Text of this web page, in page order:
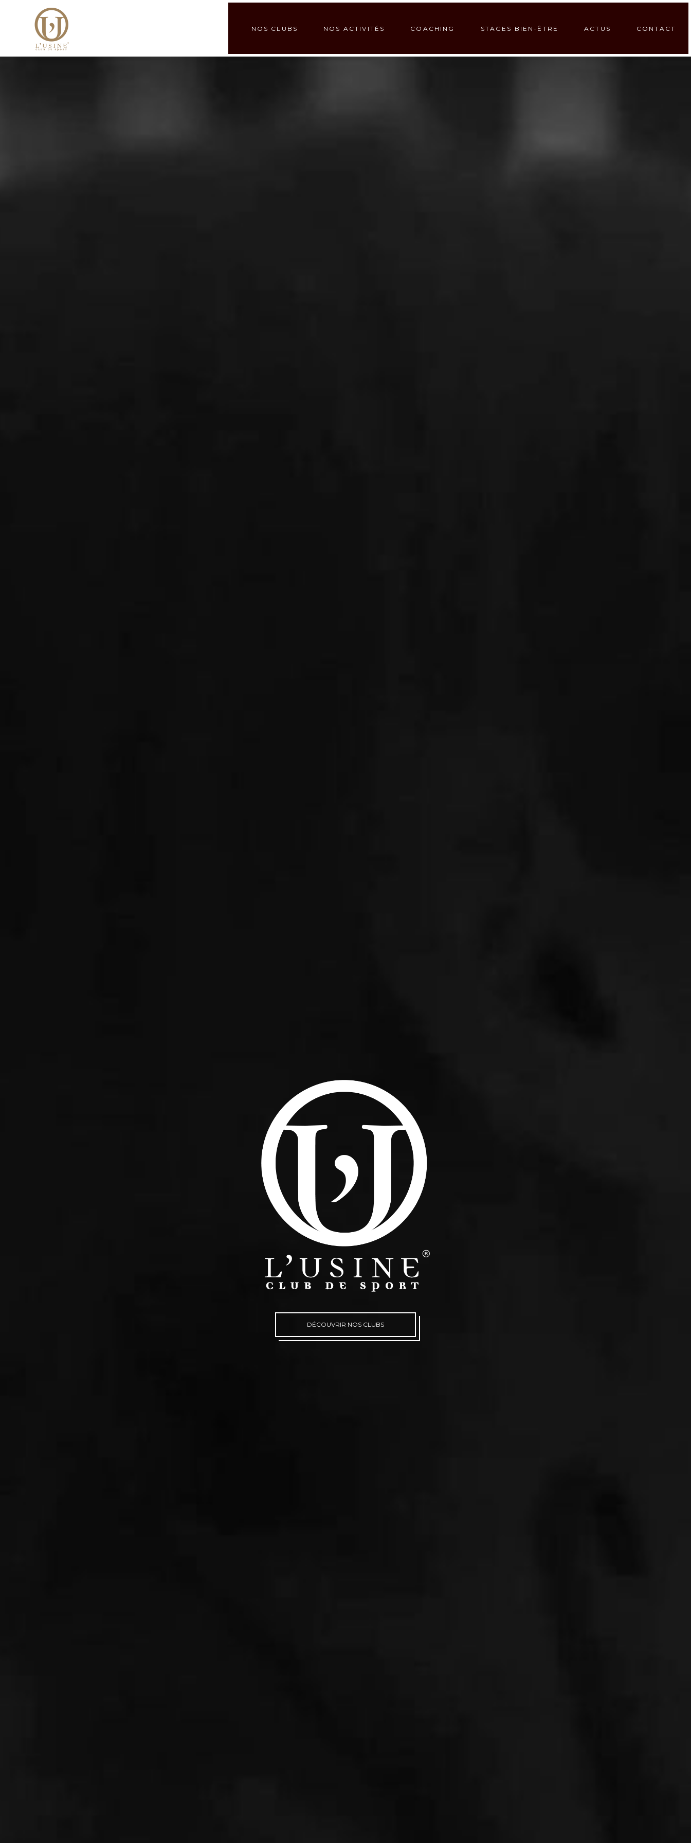
NOS CLUBS NOS ACTIVITÉS COACHING STAGES BIEN-ÊTRE ACTUS CONTACT
DÉCOUVRIR NOS CLUBS